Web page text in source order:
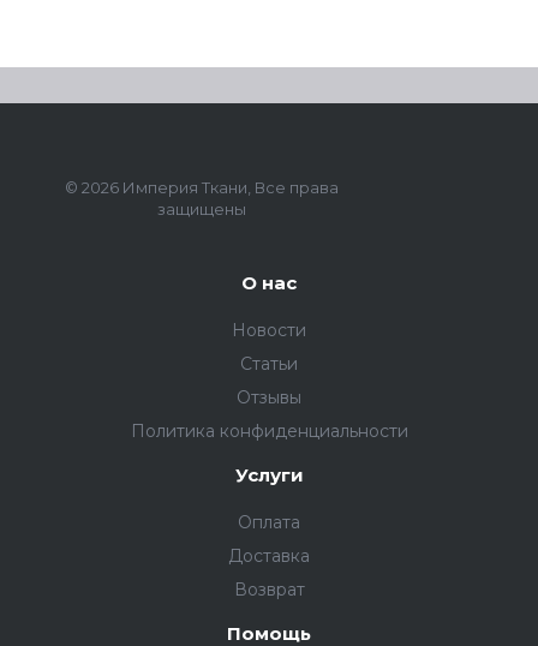
© 2026 Империя Ткани, Все права
защищены
О нас
Новости
Статьи
Отзывы
Политика конфиденциальности
Услуги
Оплата
Доставка
Возврат
Помощь